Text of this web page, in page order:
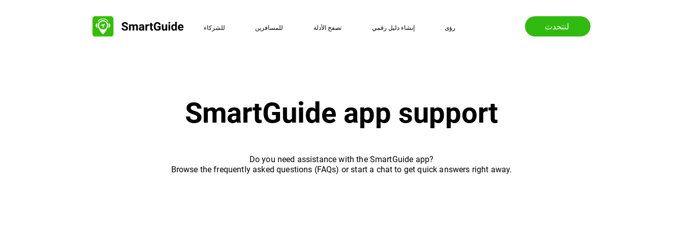
للشركاء للمسافرين تصفح الأدلة إنشاء دليل رقمي رؤى لنتحدث
SmartGuide app support
Do you need assistance with the SmartGuide app?
Browse the frequently asked questions (FAQs) or start a chat to get quick answers right away.